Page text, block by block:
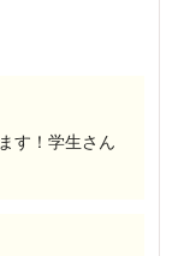
す！学生さん